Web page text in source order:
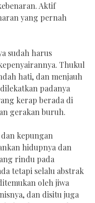
Aktif
yang pernah
sudah harus
Thukul
hati, dan menjauh
padanya
kerap berada di
gerakan buruh.
kepungan
hidupnya dan
rindu pada
tetapi selalu abstrak
oleh jiwa
dan disitu juga